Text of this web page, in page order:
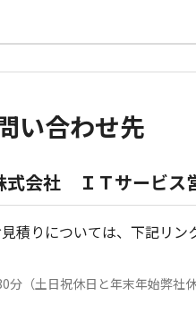
い合わせ先
式会社 ＩＴサービ
積りについては、下記リン
（土日祝休日と年末年始弊社